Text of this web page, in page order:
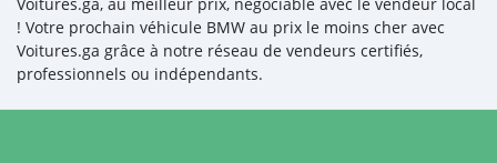
! Votre prochain véhicule BMW au prix le moins cher avec
Voitures.ga grâce à notre réseau de vendeurs certifiés,
professionnels ou indépendants.